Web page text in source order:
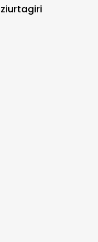
ziurtagiri